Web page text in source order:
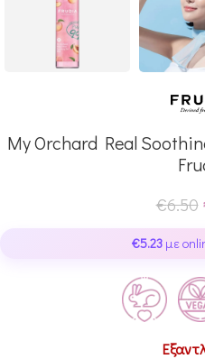
My Orchard Real
€6.50
€5.23 με